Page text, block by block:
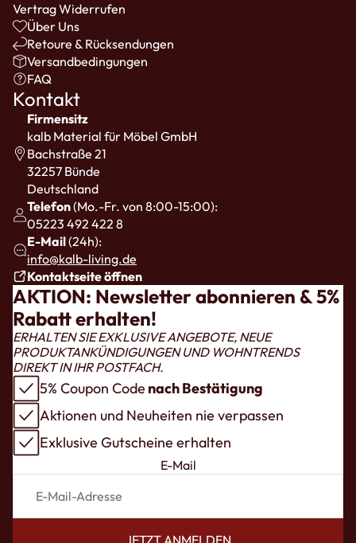
Vertrag Widerrufen
Über Uns
Retoure & Rücksendungen
Versandbedingungen
FAQ
Kontakt
Firmensitz
kalb Material für Möbel GmbH
Bachstraße 21
32257 Bünde
Deutschland
Telefon(Mo.-Fr. von 8:00-15:00):
05223 492 422 8
E-Mail(24h):
info@kalb-living.de
Kontaktseite öffnen
AKTION: Newsletter abonnieren & 5%
Rabatt erhalten!
ERHALTEN SIE EXKLUSIVE ANGEBOTE, NEUE
PRODUKTANKÜNDIGUNGEN UND WOHNTRENDS
DIREKT IN IHR POSTFACH.
5% Coupon Code nach Bestätigung
Aktionen und Neuheiten nie verpassen
Exklusive Gutscheine erhalten
E-Mail